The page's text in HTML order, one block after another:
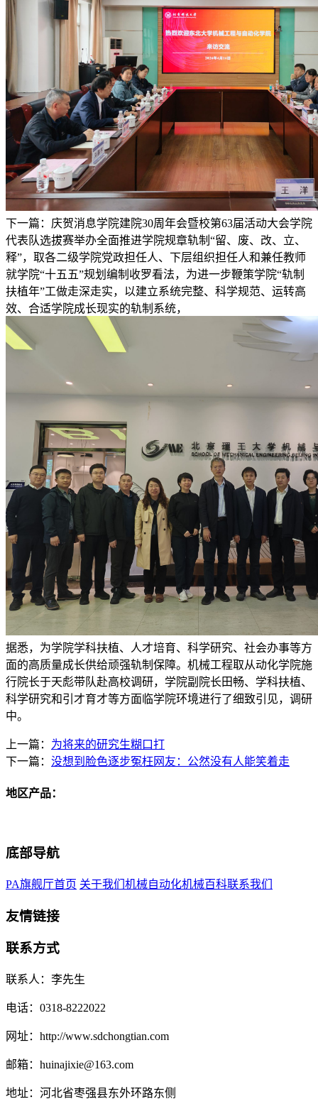
下一篇：庆贺消息学院建院30周年会暨校第63届活动大会学院
代表队选拔赛举办全面推进学院规章轨制“留、废、改、立、
释”，取各二级学院党政担任人、下层组织担任人和兼任教师
就学院“十五五”规划编制收罗看法，为进一步鞭策学院“轨制
扶植年”工做走深走实，以建立系统完整、科学规范、运转高
效、合适学院成长现实的轨制系统，
据悉，为学院学科扶植、人才培育、科学研究、社会办事等方
面的高质量成长供给顽强轨制保障。机械工程取从动化学院施
行院长于天彪带队赴高校调研，学院副院长田畅、学科扶植、
科学研究和引才育才等方面临学院环境进行了细致引见，调研
中。
上一篇： 为将来的研究生糊口打
下一篇： 没想到脸色逐步冤枉网友：公然没有人能笑着走
地区产品：
底部导航
PA旗舰厅首页 关于我们 机械自动化机械百科联系我们
友情链接
联系方式
联系人：李先生
电话：0318-8222022
网址：http://www.sdchongtian.com
邮箱：huinajixie@163.com
地址：河北省枣强县东外环路东侧